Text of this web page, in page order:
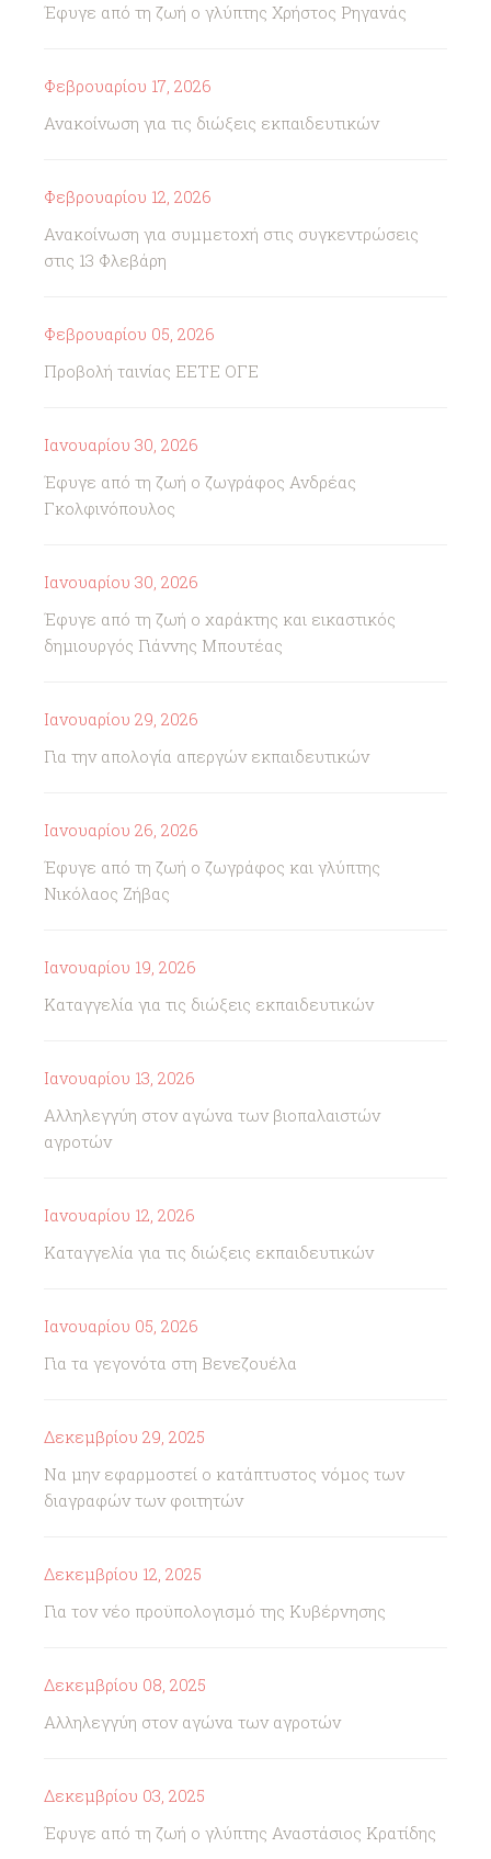
Έφυγε από τη ζωή ο γλύπτης Χρήστος Ρηγανάς
Φεβρουαρίου 17, 2026
Ανακοίνωση για τις διώξεις εκπαιδευτικών
Φεβρουαρίου 12, 2026
Ανακοίνωση για συμμετοχή στις συγκεντρώσεις
στις 13 Φλεβάρη
Φεβρουαρίου 05, 2026
Προβολή ταινίας ΕΕΤΕ ΟΓΕ
Ιανουαρίου 30, 2026
Έφυγε από τη ζωή ο ζωγράφος Ανδρέας
Γκολφινόπουλος
Ιανουαρίου 30, 2026
Έφυγε από τη ζωή ο χαράκτης και εικαστικός
δημιουργός Γιάννης Μπουτέας
Ιανουαρίου 29, 2026
Για την απολογία απεργών εκπαιδευτικών
Ιανουαρίου 26, 2026
Έφυγε από τη ζωή ο ζωγράφος και γλύπτης
Νικόλαος Ζήβας
Ιανουαρίου 19, 2026
Καταγγελία για τις διώξεις εκπαιδευτικών
Ιανουαρίου 13, 2026
Αλληλεγγύη στον αγώνα των βιοπαλαιστών
αγροτών
Ιανουαρίου 12, 2026
Καταγγελία για τις διώξεις εκπαιδευτικών
Ιανουαρίου 05, 2026
Για τα γεγονότα στη Βενεζουέλα
Δεκεμβρίου 29, 2025
Να μην εφαρμοστεί ο κατάπτυστος νόμος των
διαγραφών των φοιτητών
Δεκεμβρίου 12, 2025
Για τον νέο προϋπολογισμό της Κυβέρνησης
Δεκεμβρίου 08, 2025
Αλληλεγγύη στον αγώνα των αγροτών
Δεκεμβρίου 03, 2025
Έφυγε από τη ζωή ο γλύπτης Αναστάσιος Κρατίδης